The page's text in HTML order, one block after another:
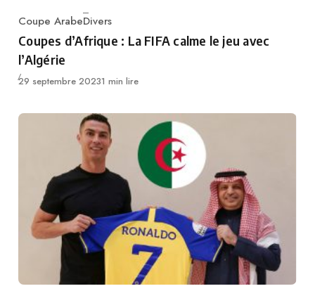
Category
Coupe ArabeDivers
Coupes d’Afrique : La FIFA calme le jeu avec
l’Algérie
Publié
29 septembre 20231 min lire